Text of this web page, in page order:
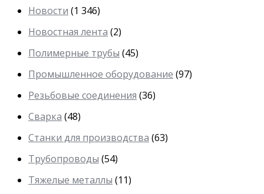
Новости (1 346)
Новостная лента (2)
Полимерные трубы (45)
Промышленное оборудование (97)
Резьбовые соединения (36)
Сварка (48)
Станки для производства (63)
Трубопроводы (54)
Тяжелые металлы (11)